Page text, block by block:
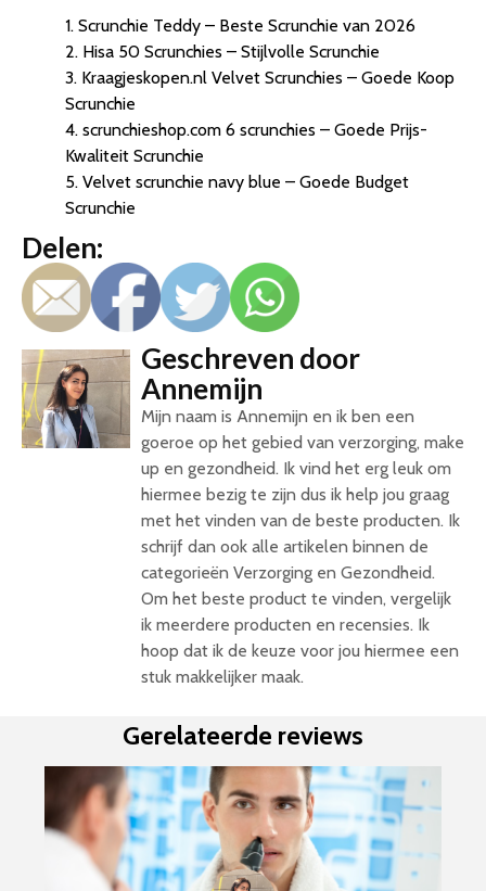
1. Scrunchie Teddy – Beste Scrunchie van 2026
2. Hisa 50 Scrunchies – Stijlvolle Scrunchie
3. Kraagjeskopen.nl Velvet Scrunchies – Goede Koop
Scrunchie
4. scrunchieshop.com 6 scrunchies – Goede Prijs-
Kwaliteit Scrunchie
5. Velvet scrunchie navy blue – Goede Budget
Scrunchie
Delen:
Geschreven door
Annemijn
Mijn naam is Annemijn en ik ben een
goeroe op het gebied van verzorging, make
up en gezondheid. Ik vind het erg leuk om
hiermee bezig te zijn dus ik help jou graag
met het vinden van de beste producten. Ik
schrijf dan ook alle artikelen binnen de
categorieën Verzorging en Gezondheid.
Om het beste product te vinden, vergelijk
ik meerdere producten en recensies. Ik
hoop dat ik de keuze voor jou hiermee een
stuk makkelijker maak.
Gerelateerde reviews